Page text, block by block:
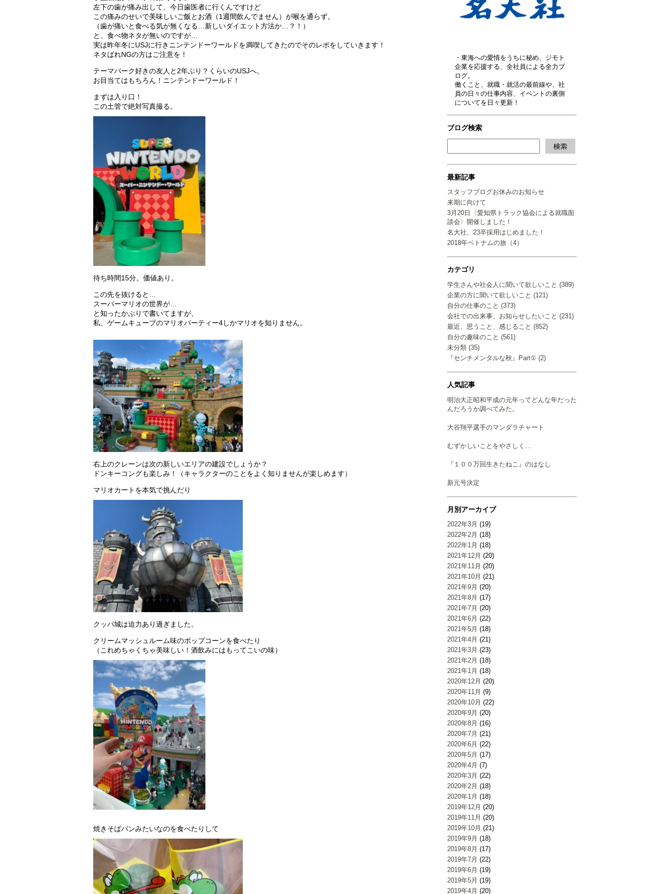
・東海への愛情をうちに秘め、ジモト
企業を応援する、全社員による全力ブ
ログ。
働くこと、就職・就活の最前線や、社
員の日々の仕事内容、イベントの裏側
についてを日々更新！
ブログ検索
最新記事
スタッフブログお休みのお知らせ
来期に向けて
3月20日〈愛知県トラック協会による就職面
談会〉開催しました！
名大社、23卒採用はじめました！
2018年ベトナムの旅（4）
カテゴリ
学生さんや社会人に聞いて欲しいこと (389)
企業の方に聞いて欲しいこと (121)
自分の仕事のこと (373)
会社での出来事、お知らせしたいこと (231)
最近、思うこと、感じること (852)
自分の趣味のこと (561)
未分類 (35)
『センチメンタルな秋』Part① (2)
人気記事
明治大正昭和平成の元年ってどんな年だった
んだろうか調べてみた。
大谷翔平選手のマンダラチャート
むずかしいことをやさしく…
『１００万回生きたねこ』のはなし
新元号決定
月別アーカイブ
2022年3月 (19)
2022年2月 (18)
2022年1月 (18)
2021年12月 (20)
2021年11月 (20)
2021年10月 (21)
2021年9月 (20)
2021年8月 (17)
2021年7月 (20)
2021年6月 (22)
2021年5月 (18)
2021年4月 (21)
2021年3月 (23)
2021年2月 (18)
2021年1月 (18)
2020年12月 (20)
2020年11月 (9)
2020年10月 (22)
2020年9月 (20)
2020年8月 (16)
2020年7月 (21)
2020年6月 (22)
2020年5月 (17)
2020年4月 (7)
2020年3月 (22)
2020年2月 (18)
2020年1月 (18)
2019年12月 (20)
2019年11月 (20)
2019年10月 (21)
2019年9月 (18)
2019年8月 (17)
2019年7月 (22)
2019年6月 (19)
2019年5月 (19)
2019年4月 (20)
左下の歯が痛み出して、今日歯医者に行くんですけど
この痛みのせいで美味しいご飯とお酒（1週間飲んでません）が喉を通らず。
（歯が痛いと食べる気が無くなる…新しいダイエット方法か…？！）
と、食べ物ネタが無いのですが…
実は昨年冬にUSJに行きニンテンドーワールドを満喫してきたのでそのレポをしていきます！
ネタばれNGの方はご注意を！
テーマパーク好きの友人と2年ぶり？くらいのUSJへ。
お目当てはもちろん！ニンテンドーワールド！
まずは入り口！
この土管で絶対写真撮る。
待ち時間15分。価値あり。
この先を抜けると…
スーパーマリオの世界が…
と知ったかぶりで書いてますが、
私、ゲームキューブのマリオパーティー4しかマリオを知りません。
右上のクレーンは次の新しいエリアの建設でしょうか？
ドンキーコングも楽しみ！（キャラクターのことをよく知りませんが楽しめます）
マリオカートを本気で挑んだり
クッパ城は迫力あり過ぎました。
クリームマッシュルーム味のポップコーンを食べたり
（これめちゃくちゃ美味しい！酒飲みにはもってこいの味）
焼きそばパンみたいなのを食べたりして